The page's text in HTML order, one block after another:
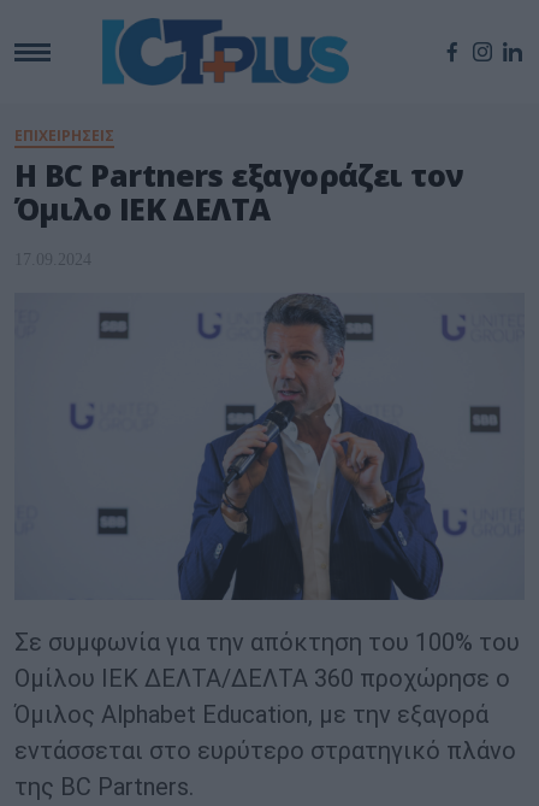
ΕΠΙΧΕΙΡΗΣΕΙΣ
H BC Partners εξαγοράζει τον
Όμιλο ΙΕΚ ΔΕΛΤΑ
17.09.2024
Σε συμφωνία για την απόκτηση του 100% του
Ομίλου ΙΕΚ ΔΕΛΤΑ/ΔΕΛΤΑ 360 προχώρησε ο
Όμιλος Alphabet Education, με την εξαγορά
εντάσσεται στο ευρύτερο στρατηγικό πλάνο
της BC Partners.